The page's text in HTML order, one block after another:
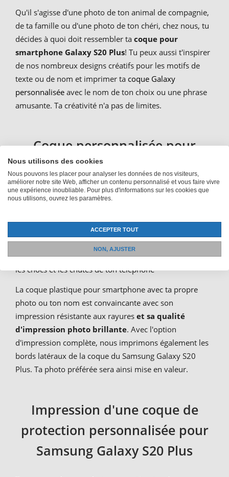
Qu'il s'agisse d'une photo de ton animal de compagnie,
de ta famille ou d'une photo de ton chéri, chez nous, tu
décides à quoi doit ressembler ta coque pour
smartphone Galaxy S20 Plus! Tu peux aussi t'inspirer
de nos nombreux designs créatifs pour les motifs de
texte ou de nom et imprimer ta coque Galaxy
personnalisée avec le nom de ton choix ou une phrase
amusante. Ta créativité n'a pas de limites.
Coque personnalisée pour
Samsung Galaxy S20 avec
photo ou nom
téléphone portable. Avec son dos renforcé de métal, il
protège les côtés et la paroi arrière. L'option bumper
offre une protection supplémentairepremiumcontre
les chocs et les chutes de ton téléphone
La coque plastique pour smartphone avec ta propre
photo ou ton nom est convaincante avec son
impression résistante aux rayures et sa qualité
d'impression photo brillante. Avec l'option
d'impression complète, nous imprimons également les
bords latéraux de la coque du Samsung Galaxy S20
Plus. Ta photo préférée sera ainsi mise en valeur.
Impression d'une coque de
protection personnalisée pour
Samsung Galaxy S20 Plus
Nous utilisons des cookies
Nous pouvons les placer pour analyser les données de nos visiteurs,
améliorer notre site Web, afficher un contenu personnalisé et vous faire vivre
une expérience inoubliable. Pour plus d'informations sur les cookies que
nous utilisons, ouvrez les paramètres.
ACCEPTER TOUT
NON, AJUSTER